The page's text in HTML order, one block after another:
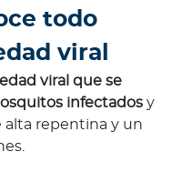
todo
viral
viral que se
infectados y
alta repentina y un